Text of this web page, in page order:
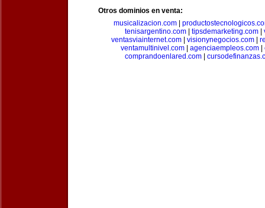
Otros dominios en venta:
musicalizacion.com|
tenisargentino.com
tipsdemarketing.com
ventasviainternet.com
visionynegocios.com
ventamultinivel.com| agenciaempleos.com|
comprandoenlared.com|